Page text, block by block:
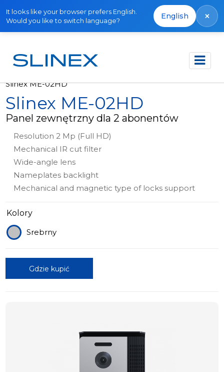
It looks like your browser prefers English.
Would you like to switch language?
English ×
Strona główna Produkty Panele zewnętrzne
Slinex ME-02HD
Slinex ME-02HD
Panel zewnętrzny dla 2 abonentów
Resolution 2 Mp (Full HD)
Mechanical IR cut filter
Wide-angle lens
Nameplates backlight
Mechanical and magnetic type of locks support
Kolory
Srebrny
Gdzie kupić